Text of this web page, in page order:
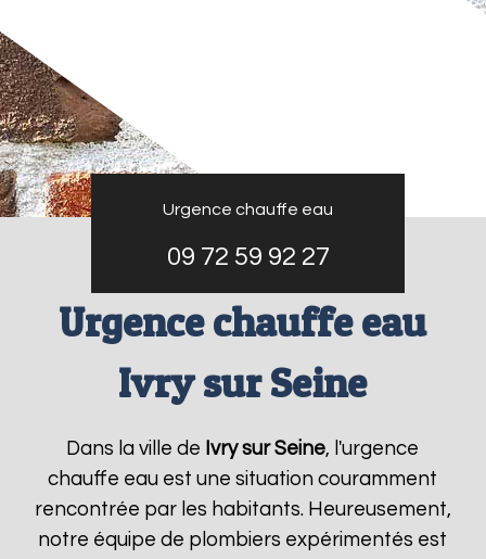
Urgence chauffe eau
09 72 59 92 27
Urgence chauffe eau
Ivry sur Seine
Dans la ville de Ivry sur Seine, l'urgence
chauffe eau est une situation couramment
rencontrée par les habitants. Heureusement,
notre équipe de plombiers expérimentés est